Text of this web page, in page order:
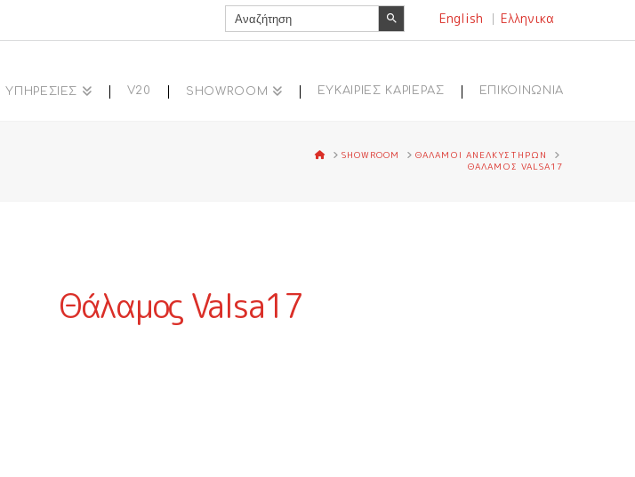
Search
for:
Search Button
English Ελληνικα
ΥΠΗΡΕΣΙΕΣ V20 SHOWROOM ΕΥΚΑΙΡΙΕΣ ΚΑΡΙΕΡΑΣ ΕΠΙΚΟΙΝΩΝΙΑ
HOMESHOWROOM
ΘΑΛΑΜΟΙ ΑΝΕΛΚΥΣΤΗΡΩΝ
ΘΑΛΑΜΟΣ VALSA17
Θάλαμος Valsa17